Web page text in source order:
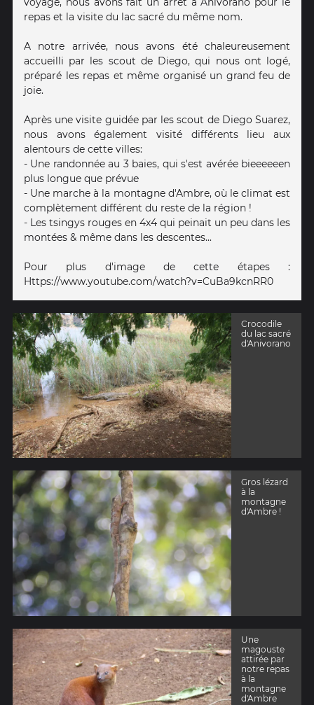
repas et la visite du lac sacré du même nom.
A notre arrivée, nous avons été chaleureusement
accueilli par les scout de Diego, qui nous ont logé,
préparé les repas et même organisé un grand feu de
joie.
Après une visite guidée par les scout de Diego Suarez,
nous avons également visité différents lieu aux
alentours de cette villes:
- Une randonnée au 3 baies, qui s'est avérée bieeeeeen
plus longue que prévue
- Une marche à la montagne d'Ambre, où le climat est
complètement différent du reste de la région !
- Les tsingys rouges en 4x4 qui peinait un peu dans les
montées & même dans les descentes...
Pour plus d'image de cette étapes :
Https://www.youtube.com/watch?v=CuBa9kcnRR0
Crocodile
du lac sacré
d'Anivorano
Gros lézard
à la
montagne
d'Ambre !
Une
magouste
attirée par
notre repas
à la
montagne
d'Ambre